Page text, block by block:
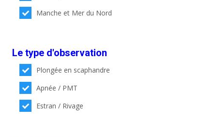
Manche et Mer du Nord
Le type d'observation
Plongée en scaphandre
Apnée / PMT
Estran / Rivage